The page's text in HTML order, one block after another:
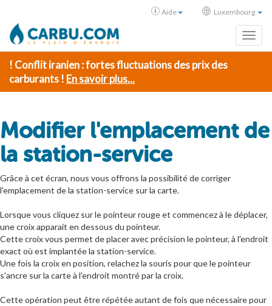
Aide Luxembourg
! Conflit iranien : fortes fluctuations des prix des
carburants ! En savoir plus...
Modifier l'emplacement de
la station-service
Grâce à cet écran, nous vous offrons la possibilité de corriger
l'emplacement de la station-service sur la carte.
Lorsque vous cliquez sur le pointeur rouge et commencez à le déplacer,
une croix apparait en dessous du pointeur.
Cette croix vous permet de placer avec précision le pointeur, à l'endroit
exact où est implantée la station-service.
Une fois la croix en position, relachez la souris pour que le pointeur
s'ancre sur la carte à l'endroit montré par la croix.
Cette opération peut être répétée autant de fois que nécessaire pour